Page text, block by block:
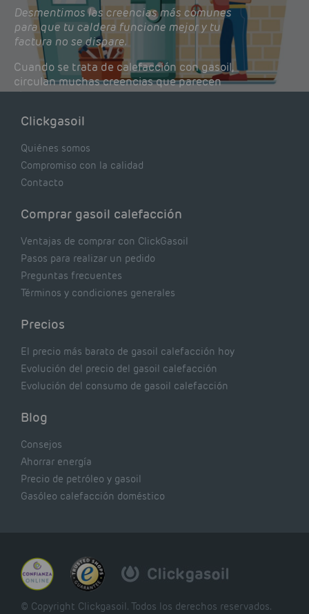
Desmentimos las creencias más comunes
para que tu caldera funcione mejor y tu
factura no se dispare.
Cuando se trata de calefacción con gasoil,
circulan muchas creencias que parecen
lógicas pero que, en realidad, pueden estar
de tu caldera. Pocas se contrastan con lo que
Clickgasoil
Quiénes somos
Compromiso con la calidad
Contacto
Comprar gasoil calefacción
Ventajas de comprar con ClickGasoil
Pasos para realizar un pedido
Preguntas frecuentes
Términos y condiciones generales
Precios
El precio más barato de gasoil calefacción hoy
Evolución del precio del gasoil calefacción
Evolución del consumo de gasoil calefacción
Blog
Consejos
Ahorrar energía
Precio de petróleo y gasoil
Gasóleo calefacción doméstico
© Copyright Clickgasoil. Todos los derechos reservados.